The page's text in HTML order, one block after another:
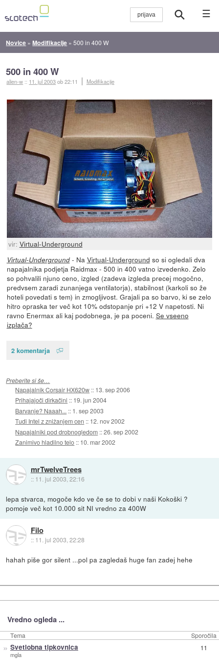
☰
Novice »Modifikacije »500 in 400 W
500 in 400 W
alien-w :: 11. jul 2003ob 22:11 Modifikacije
vir: Virtual-Underground
Virtual-Underground- Na Virtual-Underground so si ogledali dva
napajalnika podjetja Raidmax - 500 in 400 vatno izvedenko. Zelo
so pohvalili njuno ceno, izgled (zadeva izgleda precej mogočno,
predvsem zaradi zunanjega ventilatorja), stabilnost (karkoli so že
hoteli povedati s tem) in zmogljivost. Grajali pa so barvo, ki se zelo
hitro opraska ter več kot 10% odstopanje pri +12 V napetosti. Ni
ravno Enermax ali kaj podobnega, je pa poceni. Se vseeno
izplača?
2 komentarja
Preberite si še…
Napajalnik Corsair HX620w :: 13. sep 2006
Prihajajoči dirkačini :: 19. jun 2004
Barvanje? Naaah... :: 1. sep 2003
Tudi Intel z znižanjem cen :: 12. nov 2002
Napajalniki pod drobnogledom ::26. sep 2002
Zanimivo hladilno telo :: 10. mar 2002
mrTwelveTrees
:: 11. jul 2003, 22:16
lepa stvarca, mogoče kdo ve če se to dobi v naši Kokoški ?
pomoje več kot 10.000 sit NI vredno za 400W
Filo
:: 11. jul 2003, 22:28
hahah piše gor silent ...pol pa zagledaš huge fan zadej hehe
Vredno ogleda ...
Tema Sporočila
» Svetlobna tipkovnica
mgla
11